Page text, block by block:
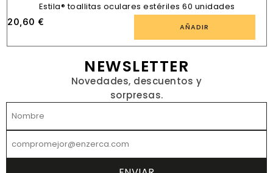
Estila® toallitas oculares estériles 60 unidades
20,60 € AÑADIR
NEWSLETTER
Novedades, descuentos y
sorpresas.